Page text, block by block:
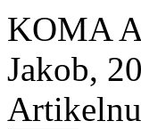
KOMA
Jakob,